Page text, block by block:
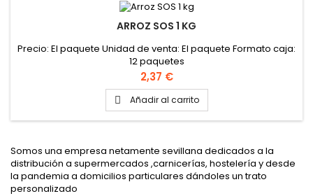
ARROZ SOS 1 KG
Precio: El paquete Unidad de venta: El paquete Formato caja:
12 paquetes
Precio
2,37 €
 Añadir al carrito
Somos una empresa netamente sevillana dedicados a la
distribución a supermercados ,carnicerías, hostelería y desde
la pandemia a domicilios particulares dándoles un trato
personalizado